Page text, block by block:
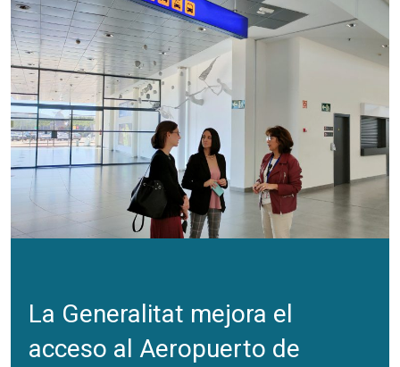
La Generalitat mejora el
acceso al Aeropuerto de